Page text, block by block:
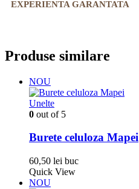
EXPERIENTA GARANTATA
Produse similare
NOU
Unelte
0 out of 5
Burete celuloza Mapei
60,50 lei buc
Quick View
NOU